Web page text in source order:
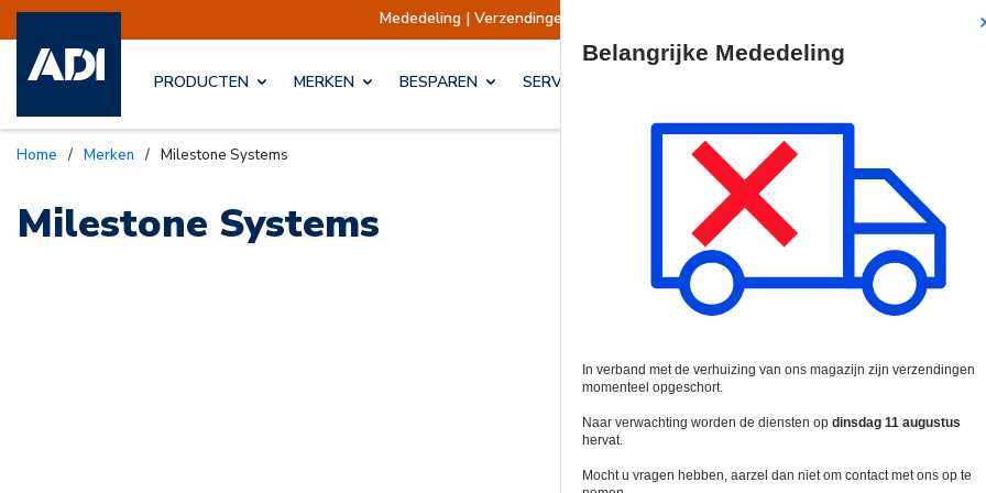
Mededeling | Verzendingen opgeschort Verzendingen
PRODUCTEN MERKEN BESPAREN SERVICES & OPLOSSINGEN
Home / Merken / Milestone Systems
Milestone Systems